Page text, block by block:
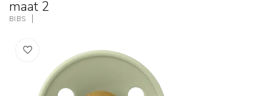
maat 2
BIBS